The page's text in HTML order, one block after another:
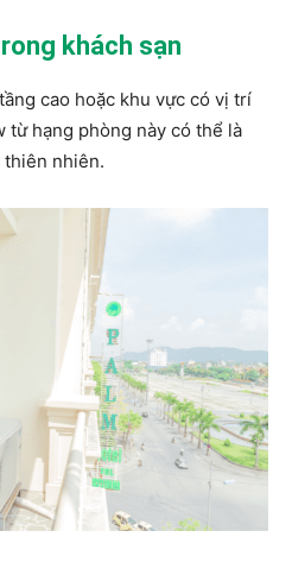
khách sạn
cao hoặc khu vực có vị trí
từ hạng phòng này có thể là
thiên nhiên.